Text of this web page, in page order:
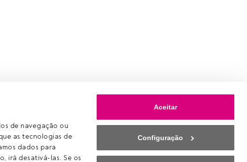
de navegação ou
as tecnologias de
dados para
irá desativá-las. Se os
Aceitar
Configuração